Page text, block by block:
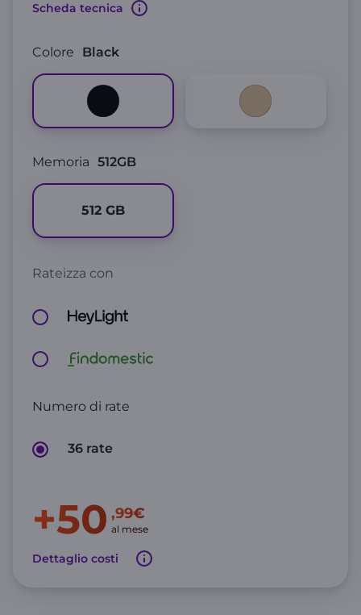
Scheda tecnica
Memoria 512GB
512 GB
Colore Black
Rateizza con
Numero di rate
36 rate
+50 ,99€
al mese
Dettaglio costi